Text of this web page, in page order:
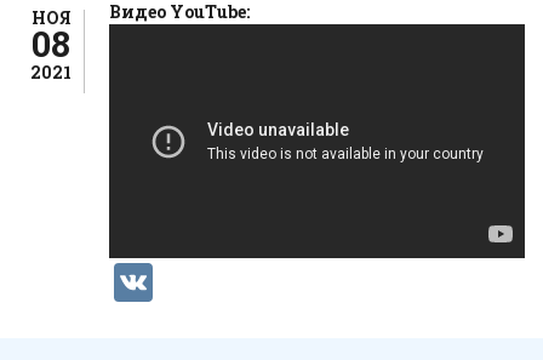
НОЯ
08
2021
Видео YouTube: